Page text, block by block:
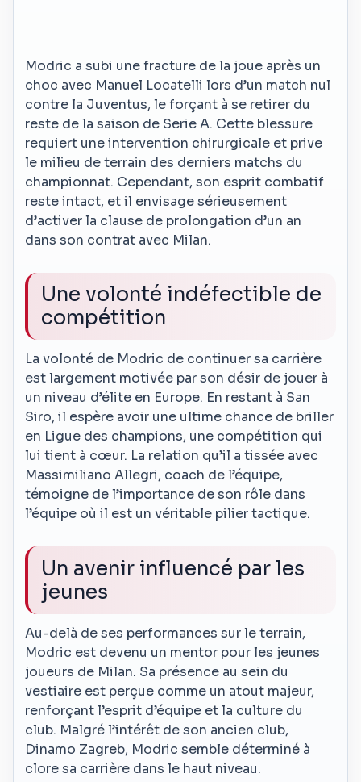
Modric a subi une fracture de la joue après un
choc avec Manuel Locatelli lors d’un match nul
contre la Juventus, le forçant à se retirer du
reste de la saison de Serie A. Cette blessure
requiert une intervention chirurgicale et prive
le milieu de terrain des derniers matchs du
championnat. Cependant, son esprit combatif
reste intact, et il envisage sérieusement
d’activer la clause de prolongation d’un an
dans son contrat avec Milan.
Une volonté indéfectible de
compétition
La volonté de Modric de continuer sa carrière
est largement motivée par son désir de jouer à
un niveau d’élite en Europe. En restant à San
Siro, il espère avoir une ultime chance de briller
en Ligue des champions, une compétition qui
lui tient à cœur. La relation qu’il a tissée avec
Massimiliano Allegri, coach de l’équipe,
témoigne de l’importance de son rôle dans
l’équipe où il est un véritable pilier tactique.
Un avenir influencé par les
jeunes
Au-delà de ses performances sur le terrain,
Modric est devenu un mentor pour les jeunes
joueurs de Milan. Sa présence au sein du
vestiaire est perçue comme un atout majeur,
renforçant l’esprit d’équipe et la culture du
club. Malgré l’intérêt de son ancien club,
Dinamo Zagreb, Modric semble déterminé à
clore sa carrière dans le haut niveau.